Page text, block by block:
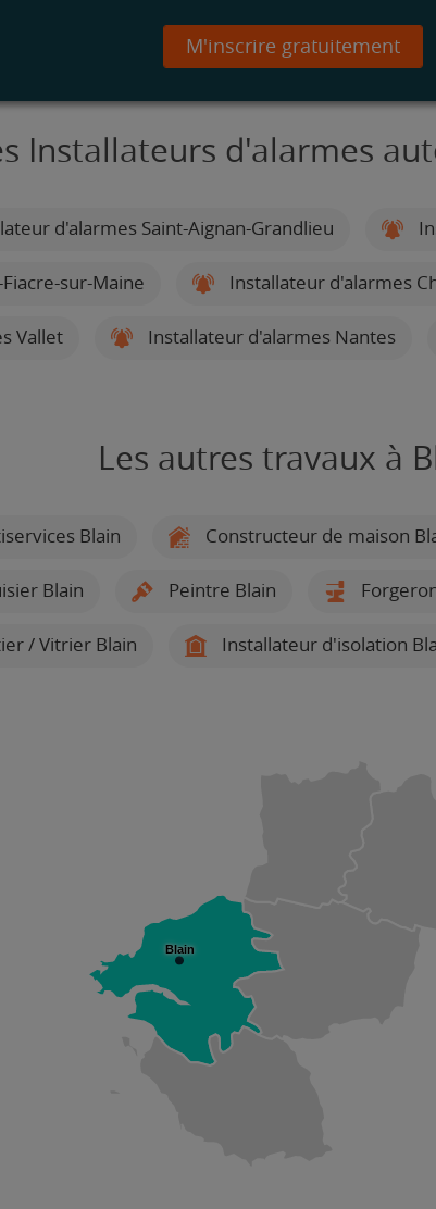
M'inscrire gratuitement
Installateurs d'alarmes
d'alarmes Saint-Aignan-Grandlieu
sur-Maine Installateur d'alarmes
Vallet Installateur d'alarmes Nantes
Les autres travaux à
Blain Constructeur de maison
Blain Peintre Blain
/ Vitrier Blain Installateur d'isolation
Blain